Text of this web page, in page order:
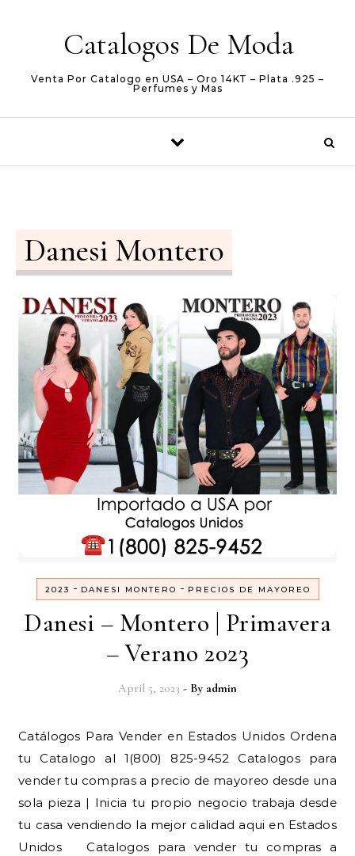
Catalogos De Moda
Venta Por Catalogo en USA – Oro 14KT – Plata .925 –
Perfumes y Mas
Danesi Montero
2023 - DANESI MONTERO - PRECIOS DE MAYOREO
Danesi – Montero | Primavera
– Verano 2023
April 5, 2023 - By admin
Catálogos Para Vender en Estados Unidos Ordena
tu Catalogo al 1(800) 825-9452 Catalogos para
vender tu compras a precio de mayoreo desde una
sola pieza | Inicia tu propio negocio trabaja desde
tu casa vendiendo la mejor calidad aqui en Estados
Unidos Catalogos para vender tu compras a